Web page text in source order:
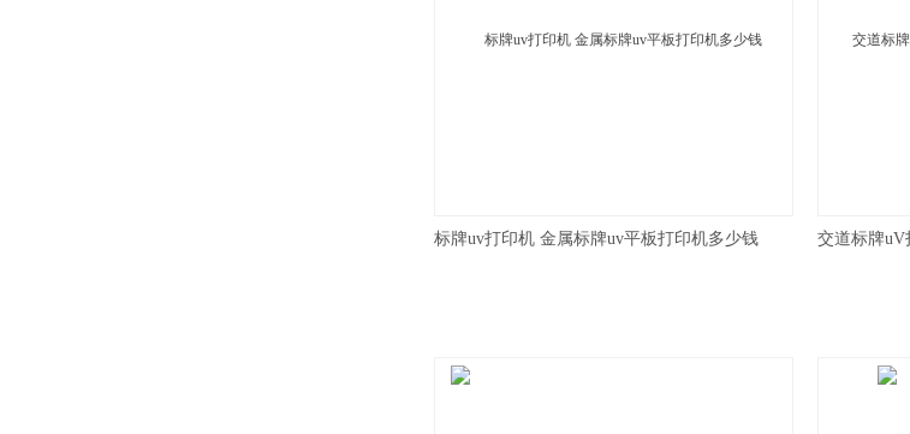
标牌uv打印机 金属标牌uv平板打印机多少钱